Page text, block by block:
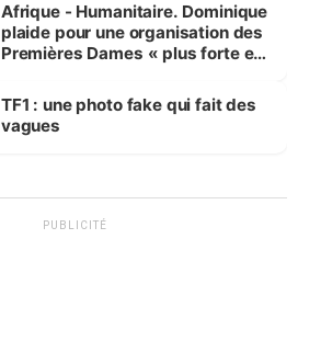
Afrique - Humanitaire. Dominique
plaide pour une organisation des
Premières Dames « plus forte et
sur la scène internationale »
TF1 : une photo fake qui fait des
vagues
PUBLICITÉ